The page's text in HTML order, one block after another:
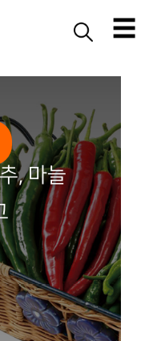
☰
, 마늘